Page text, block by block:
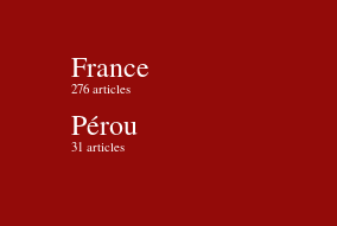
France
276 articles
Pérou
31 articles